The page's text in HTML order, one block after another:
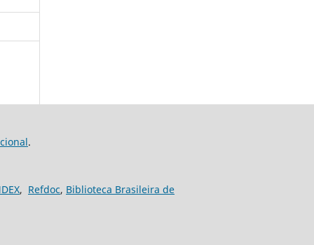
.
, Refdoc, Biblioteca Brasileira de